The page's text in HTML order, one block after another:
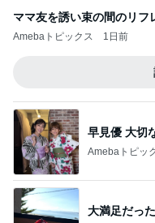
ママ友を誘い束の間のリフ
Amebaトピックス 1日前
早見優 大切
Amebaトピッ
大満足だっ